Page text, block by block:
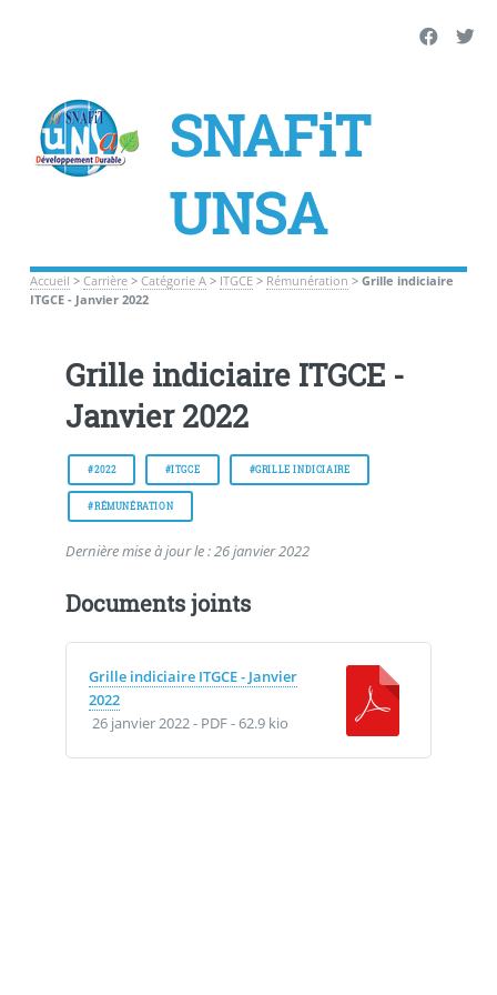
SNAFiT
UNSA
Accueil > Carrière> Catégorie A> ITGCE> Rémunération > Grille indiciaire
ITGCE - Janvier 2022
Grille indiciaire ITGCE -
Janvier 2022
#2022 #ITGCE #GRILLE INDICIAIRE
#RÉMUNÉRATION
Dernière mise à jour le : 26 janvier 2022
Documents joints
Grille indiciaire ITGCE - Janvier
2022
26 janvier 2022- PDF-62.9 kio